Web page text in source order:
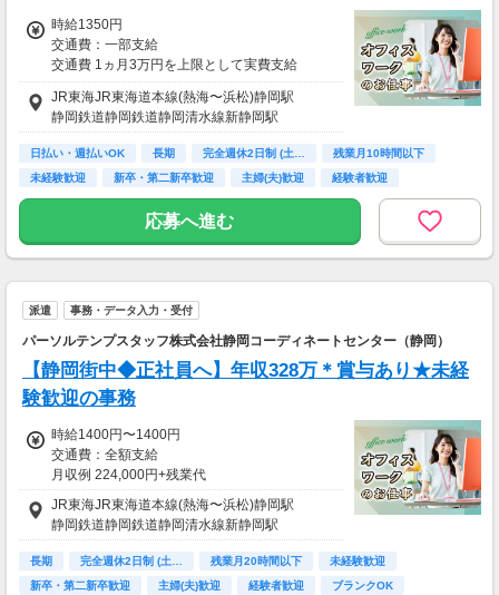
時給1350円
交通費：一部支給
交通費 1ヵ月3万円を上限として実費支給
月収例 21万6000円 時給1350円×実働8h×週5日
×4週
※月収例を保証するものではありません。
JR東海JR東海道本線(熱海〜浜松)静岡駅
静岡鉄道静岡鉄道静岡清水線新静岡駅
日払い・週払いOK 長期 完全週休2日制 (土…
残業月10時間以下
未経験歓迎
新卒・第二新卒歓迎 主婦(夫)歓迎
経験者歓迎
ＰＣスキル不要
応募へ進む
派遣 事務・データ入力・受付
パーソルテンプスタッフ株式会社静岡コーディネートセンター（静岡）
【静岡街中◆正社員へ】年収328万＊賞与あり★未経
験歓迎の事務
時給1400円〜1400円
交通費：全額支給
月収例 224,000円+残業代
JR東海JR東海道本線(熱海〜浜松)静岡駅
静岡鉄道静岡鉄道静岡清水線新静岡駅
長期 完全週休2日制 (土… 残業月20時間以下
未経験歓迎
新卒・第二新卒歓迎
主婦(夫)歓迎 経験者歓迎 ブランクOK